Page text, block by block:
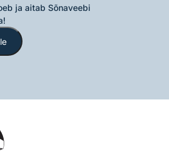
ja aitab Sõnaveebi